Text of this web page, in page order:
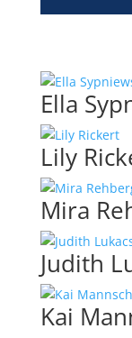
Ella
Lily
Mira
Judith
Kai